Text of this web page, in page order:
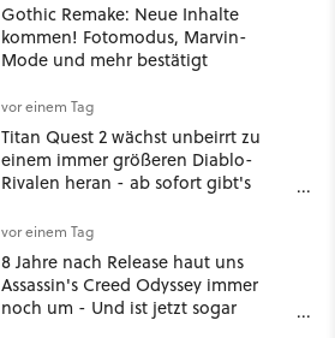
Gothic Remake: Neue Inhalte
kommen! Fotomodus, Marvin-
Mode und mehr bestätigt
vor einem Tag
Titan Quest 2 wächst unbeirrt zu
einem immer größeren Diablo-
Rivalen heran - ab sofort gibt's
Klasse
vor einem Tag
8 Jahre nach Release haut uns
Assassin's Creed Odyssey immer
noch um - Und ist jetzt sogar